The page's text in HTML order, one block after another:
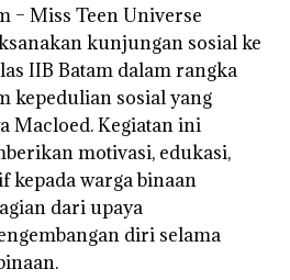
– Miss Teen Universe
kunjungan sosial ke
IIB Batam dalam rangka
kepedulian sosial yang
Macloed. Kegiatan ini
motivasi, edukasi,
kepada warga binaan
dari upaya
diri selama